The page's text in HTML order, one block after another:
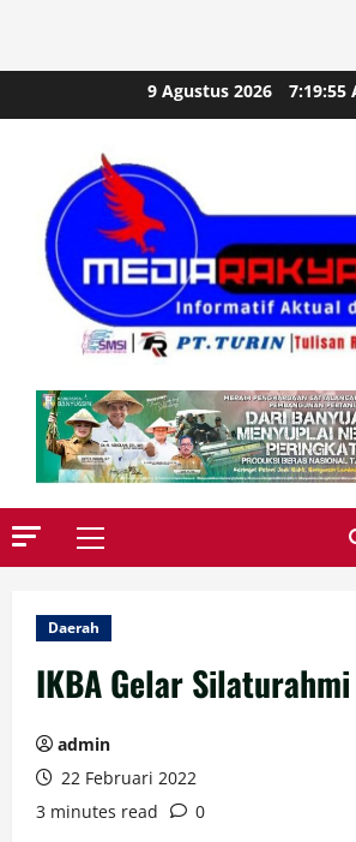
to
9 Agustus 2026 7:19:57
Primary
Daerah
IKBA Gelar
admin
22 Februari 2022
3 minutes read
0